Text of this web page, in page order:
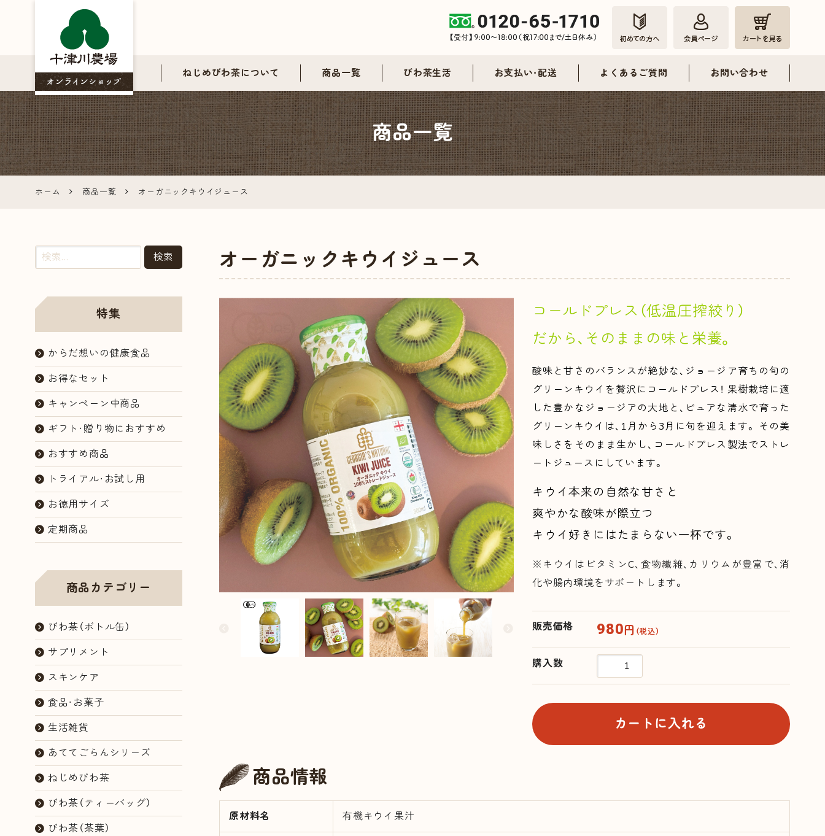
ねじめび
わ茶の十
津川農場
ラインシ
ねじめびわ茶について 商品一覧 びわ茶生活 お支払い・配送 よくあるご質問 お問い合わせ
商品一覧
ホーム 商品一覧 オーガニックキウイジュース
オーガニックキウイジュース
コールドプレス（低温圧搾絞り）
だから、 そのままの味と栄養。
酸味と甘さのバランスが絶妙な、ジョージア育ちの旬の
グリーンキウイを贅沢にコールドプレス！ 果樹栽培に適
した豊かなジョージアの大地と、ピュアな清水で育った
グリーンキウイは、1月から3月に旬を迎えます。 その美
味しさをそのまま生かし、コールドプレス製法でストレ
ートジュースにしています。
キウイ本来の自然な甘さと
爽やかな酸味が際立つ
キウイ好きにはたまらない一杯です。
※キウイはビタミンC、食物繊維、カリウムが豊富で、消
化や腸内環境をサポートします。
販売価格 980円 （税込）
購入数
カートに入れる
商品情報
原材料名 有機キウイ果汁
特集
からだ想いの健康食品
お得なセット
キャンペーン中商品
ギフト・贈り物におすすめ
おすすめ商品
トライアル・お試し用
お徳用サイズ
定期商品
商品カテゴリー
びわ茶（ボトル缶）
サプリメント
スキンケア
食品・お菓子
生活雑貨
あててごらんシリーズ
ねじめびわ茶
びわ茶（ティーバッグ）
びわ茶（茶葉）